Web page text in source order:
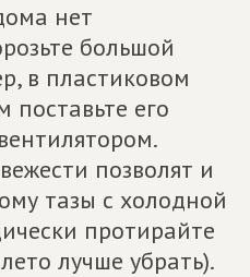
нет
большой
в пластиковом
поставьте его
позволят и
тазы с холодной
протирайте
лучше убрать).